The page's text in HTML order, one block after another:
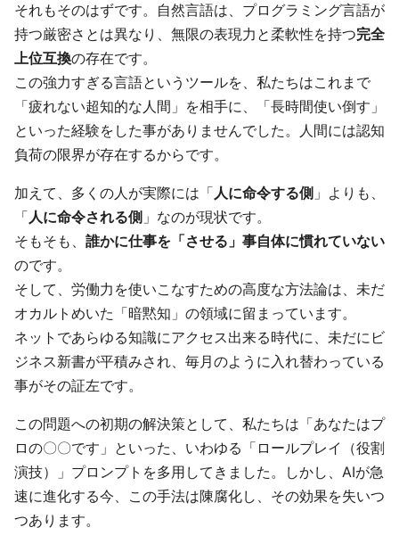
それもそのはずです。自然言語は、プログラミング言語が
持つ厳密さとは異なり、無限の表現力と柔軟性を持つ完全
上位互換の存在です。
この強力すぎる言語というツールを、私たちはこれまで
「疲れない超知的な人間」を相手に、「長時間使い倒す」
といった経験をした事がありませんでした。人間には認知
負荷の限界が存在するからです。
加えて、多くの人が実際には「人に命令する側 」よりも、
「人に命令される側 」なのが現状です。
そもそも、 誰かに仕事を「させる」事自体に慣れていない
のです。
そして、労働力を使いこなすための高度な方法論は、未だ
オカルトめいた「暗黙知」の領域に留まっています。
ネットであらゆる知識にアクセス出来る時代に、未だにビ
ジネス新書が平積みされ、毎月のように入れ替わっている
事がその証左です。
この問題への初期の解決策として、私たちは「あなたはプ
ロの〇〇です」といった、いわゆる「ロールプレイ（役割
演技）」プロンプトを多用してきました。しかし、AIが急
速に進化する今、この手法は陳腐化し、その効果を失いつ
つあります。